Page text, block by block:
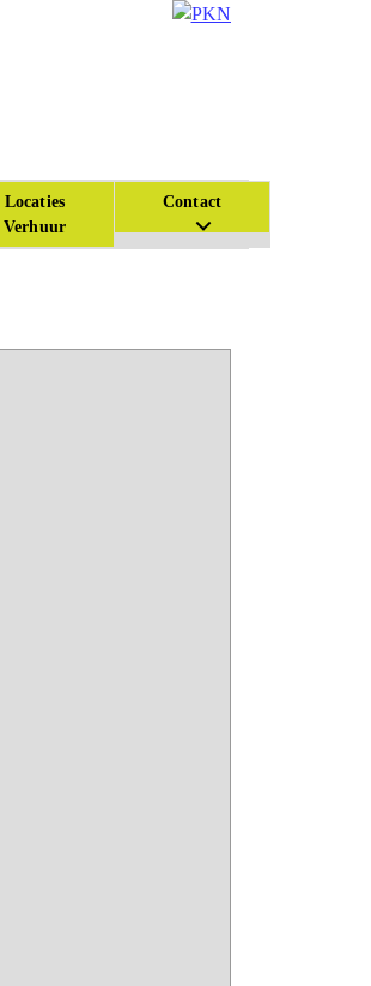
Locaties
Verhuur
Contact